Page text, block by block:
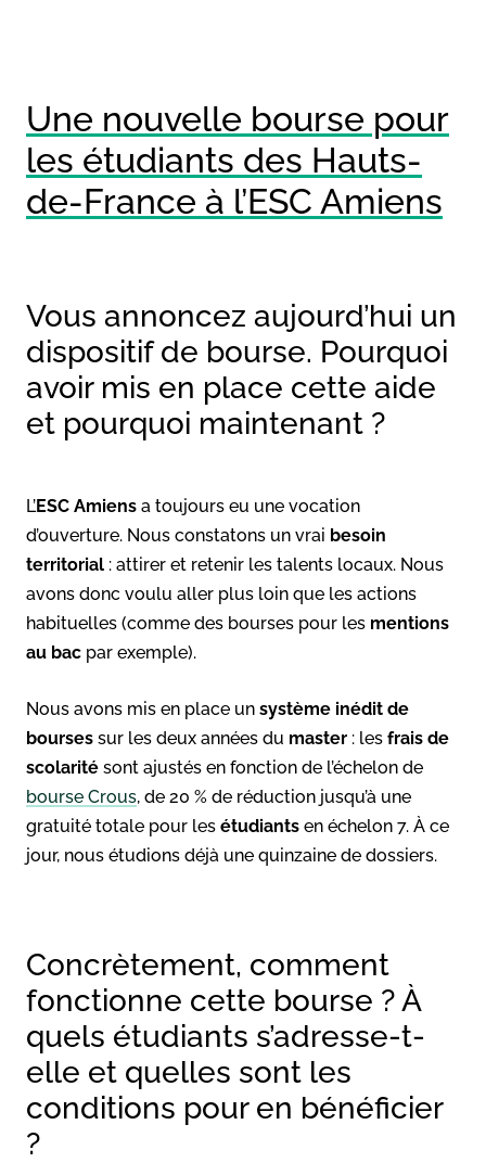
Une nouvelle bourse pour
les étudiants des Hauts-
de-France à l’ESC Amiens
Vous annoncez aujourd’hui un
dispositif de bourse. Pourquoi
avoir mis en place cette aide
et pourquoi maintenant ?
L’ESC Amiens a toujours eu une vocation
d’ouverture. Nous constatons un vrai besoin
territorial : attirer et retenir les talents locaux. Nous
avons donc voulu aller plus loin que les actions
habituelles (comme des bourses pour les mentions
au bac par exemple).
Nous avons mis en place un système inédit de
bourses sur les deux années du master : les frais de
scolarité sont ajustés en fonction de l’échelon de
bourse Crous, de 20 % de réduction jusqu’à une
gratuité totale pour les étudiants en échelon 7. À ce
jour, nous étudions déjà une quinzaine de dossiers.
Concrètement, comment
fonctionne cette bourse ? À
quels étudiants s’adresse-t-
elle et quelles sont les
conditions pour en bénéficier
?